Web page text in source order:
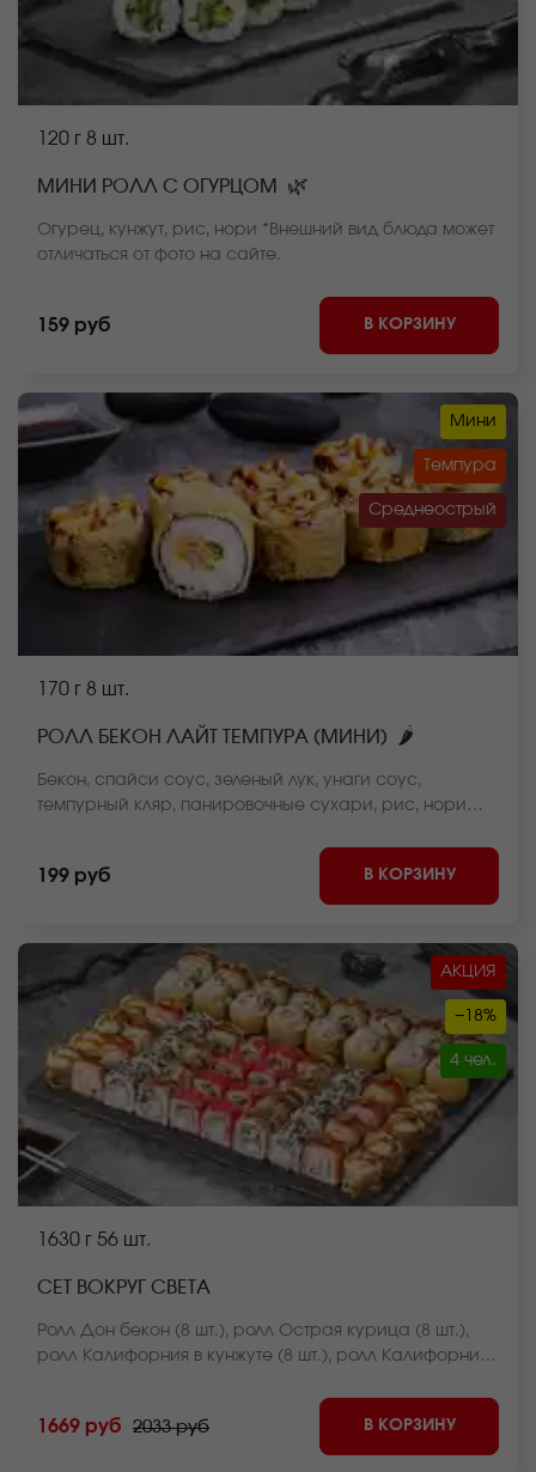
120 г 8 шт.
МИНИ РОЛЛ С ОГУРЦОМ 🌿
Огурец, кунжут, рис, нори *Внешний вид блюда может
отличаться от фото на сайте.
159 руб В КОРЗИНУ
Мини
Темпура
Среднеострый
170 г 8 шт.
РОЛЛ БЕКОН ЛАЙТ ТЕМПУРА (МИНИ) 🌶
Бекон, спайси соус, зеленый лук, унаги соус,
темпурный кляр, панировочные сухари, рис, нори
199 руб В КОРЗИНУ
АКЦИЯ
−18%
4 чел.
1630 г 56 шт.
СЕТ ВОКРУГ СВЕТА
Ролл Дон бекон (8 шт.), ролл Острая курица (8 шт.),
ролл Калифорния в кунжуте (8 шт.), ролл Калифорния
Темпурный с беконом (8 шт.), ролл Чикен фри хот
запеченный (8 шт.) *Внешний вид блюда может
1669 руб 2033 руб В КОРЗИНУ